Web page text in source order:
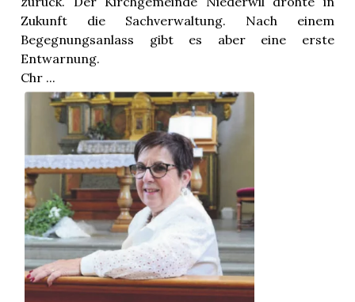
Zukunft die Sachverwaltung. Nach einem
Begegnungsanlass gibt es aber eine erste
Entwarnung.
Chr ...